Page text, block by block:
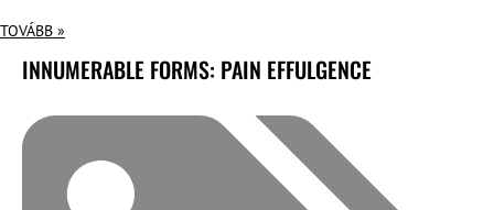
TOVÁBB »
INNUMERABLE FORMS: PAIN EFFULGENCE